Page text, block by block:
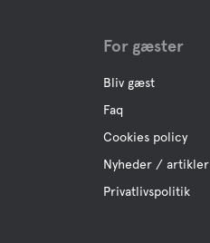
Hunde bruser
For gæster
Bliv gæst
Faq
Cookies policy
Nyheder / artikler
Privatlivspolitik